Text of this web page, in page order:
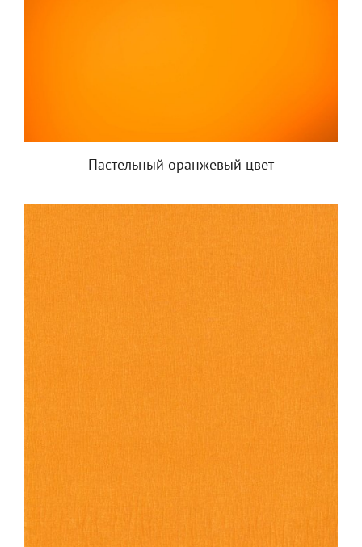
Пастельный оранжевый цвет